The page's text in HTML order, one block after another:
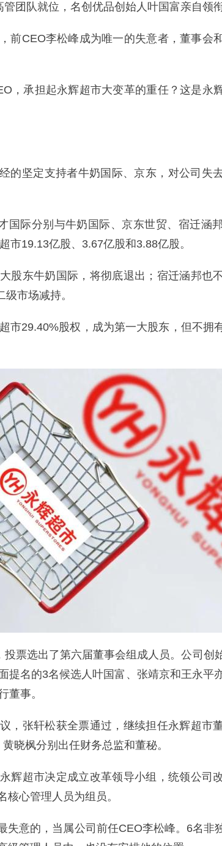
团队就位，名创优品创始人叶国富亲自领
前CEO李松峰成为唯一的失意者，董事会
，承担起永辉超市大变革的重任？这是永
的坚定支持者牛奶国际、京东，对公司失
国际分别与牛奶国际、京东世贸、宿迁涵
市19.13亿股、3.67亿股和3.88亿股。
股东牛奶国际，将彻底退出；宿迁涵邦也
市场减持。
市29.40%股权，成为第一大股东，但不拥
票选出了第六届董事会组成人员。公司创
提名的3名候选人叶国富、张靖京和王永平
董事。
，张轩松获全票通过，继续担任永辉超市
晓枫分别出任财务总监和董秘。
辉超市决定成立改革领导小组，统领公司
心管理人员为组员。
失意的，当属公司前任CEO李松峰。6名非